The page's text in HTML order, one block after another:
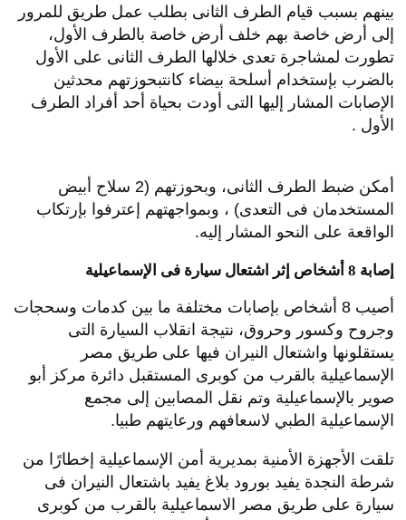
بينهم بسبب قيام الطرف الثانى بطلب عمل طريق للمرور
إلى أرض خاصة بهم خلف أرض خاصة بالطرف الأول،
تطورت لمشاجرة تعدى خلالها الطرف الثانى على الأول
بالضرب بإستخدام أسلحة بيضاء كانتبحوزتهم محدثين
الإصابات المشار إليها التى أودت بحياة أحد أفراد الطرف
الأول .
أمكن ضبط الطرف الثانى، وبحوزتهم (2 سلاح أبيض
المستخدمان فى التعدى) ، وبمواجهتهم إعترفوا بإرتكاب
الواقعة على النحو المشار إليه.
إصابة 8 أشخاص إثر اشتعال سيارة فى الإسماعيلية
أصيب 8 أشخاص بإصابات مختلفة ما بين كدمات وسحجات
وجروح وكسور وحروق، نتيجة انقلاب السيارة التى
يستقلونها واشتعال النيران فيها على طريق مصر
الإسماعيلية بالقرب من كوبرى المستقبل دائرة مركز أبو
صوير بالإسماعيلية وتم نقل المصابين إلى مجمع
الإسماعيلية الطبي لاسعافهم ورعايتهم طبيا.
تلقت الأجهزة الأمنية بمديرية أمن الإسماعيلية إخطارًا من
شرطة النجدة يفيد بورود بلاغ يفيد باشتعال النيران فى
سيارة على طريق مصر الاسماعيلية بالقرب من كوبرى